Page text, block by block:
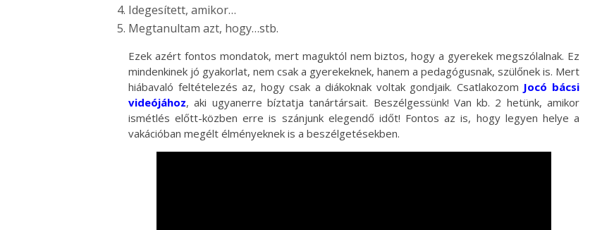
Idegesített, amikor…
Megtanultam azt, hogy…stb.
Ezek azért fontos mondatok, mert maguktól nem biztos, hogy a gyerekek megszólalnak. Ez
mindenkinek jó gyakorlat, nem csak a gyerekeknek, hanem a pedagógusnak, szülőnek is. Mert
hiábavaló feltételezés az, hogy csak a diákoknak voltak gondjaik. Csatlakozom Jocó bácsi
videójához, aki ugyanerre bíztatja tanártársait. Beszélgessünk! Van kb. 2 hetünk, amikor
ismétlés előtt-közben erre is szánjunk elegendő időt! Fontos az is, hogy legyen helye a
vakációban megélt élményeknek is a beszélgetésekben.